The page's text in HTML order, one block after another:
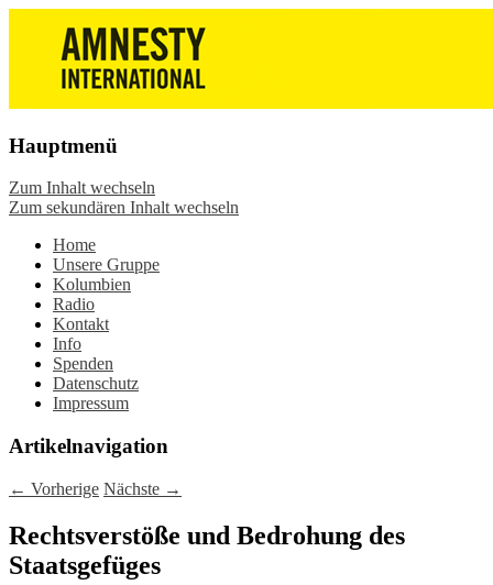
Amnesty International
Wiesbaden – Infos, Adresse,
Gruppentreffen
Die Wiesbadener Amnesty-Gruppen
stellen sich vor, bieten interessante
Veranstaltungen und Aktionen zum
Mitmachen – online oder in der Gruppe.
Sei dabei.
Hauptmenü
Zum Inhalt wechseln
Zum sekundären Inhalt wechseln
Home
Unsere Gruppe
Kolumbien
Radio
Kontakt
Info
Spenden
Datenschutz
Impressum
Artikelnavigation
← Vorherige Nächste →
Rechtsverstöße und Bedrohung des
Staatsgefüges